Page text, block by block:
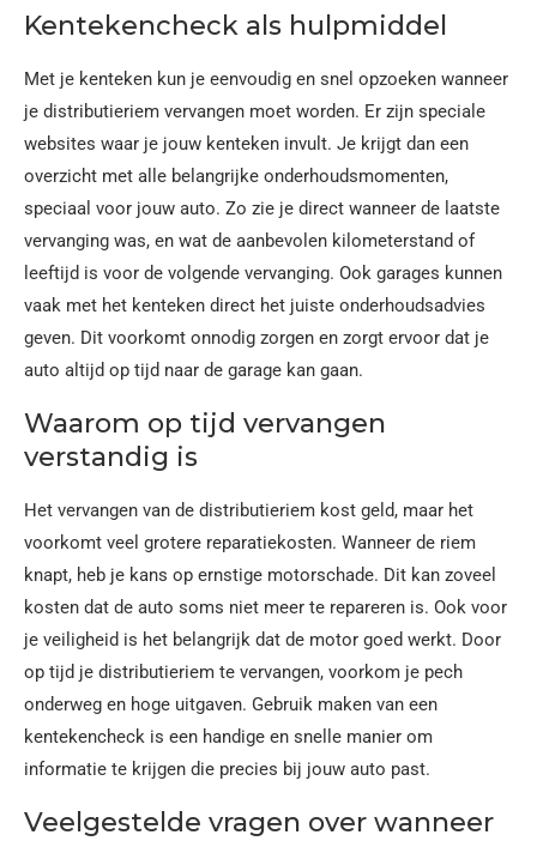
Kentekencheck als hulpmiddel
Met je kenteken kun je eenvoudig en snel opzoeken wanneer
je distributieriem vervangen moet worden. Er zijn speciale
websites waar je jouw kenteken invult. Je krijgt dan een
overzicht met alle belangrijke onderhoudsmomenten,
speciaal voor jouw auto. Zo zie je direct wanneer de laatste
vervanging was, en wat de aanbevolen kilometerstand of
leeftijd is voor de volgende vervanging. Ook garages kunnen
vaak met het kenteken direct het juiste onderhoudsadvies
geven. Dit voorkomt onnodig zorgen en zorgt ervoor dat je
auto altijd op tijd naar de garage kan gaan.
Waarom op tijd vervangen
verstandig is
Het vervangen van de distributieriem kost geld, maar het
voorkomt veel grotere reparatiekosten. Wanneer de riem
knapt, heb je kans op ernstige motorschade. Dit kan zoveel
kosten dat de auto soms niet meer te repareren is. Ook voor
je veiligheid is het belangrijk dat de motor goed werkt. Door
op tijd je distributieriem te vervangen, voorkom je pech
onderweg en hoge uitgaven. Gebruik maken van een
kentekencheck is een handige en snelle manier om
informatie te krijgen die precies bij jouw auto past.
Veelgestelde vragen over wanneer